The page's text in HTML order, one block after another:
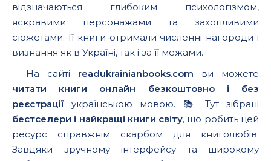
відзначаються глибоким психологізмом,
яскравими персонажами та захопливими
сюжетами. Її книги отримали численні нагороди і
визнання як в Україні, так і за її межами.
На сайті readukrainianbooks.com ви можете
читати книги онлайн безкоштовно і без
реєстрації українською мовою. 📚 Тут зібрані
бестселери і найкращі книги світу, що робить цей
ресурс справжнім скарбом для книголюбів.
Завдяки зручному інтерфейсу та широкому